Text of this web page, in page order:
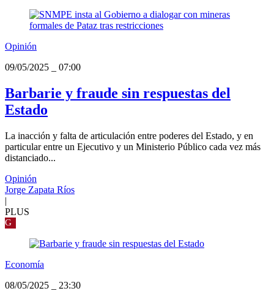
Opinión
09/05/2025
07:00
Barbarie y fraude sin respuestas del
Estado
La inacción y falta de articulación entre poderes del Estado, y en
particular entre un Ejecutivo y un Ministerio Público cada vez más
distanciado...
Opinión
Jorge Zapata Ríos
|
PLUS
G
Economía
08/05/2025
23:30